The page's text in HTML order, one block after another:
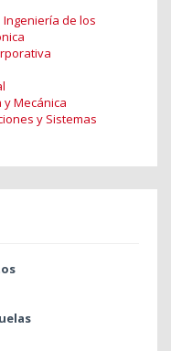
Ingeniería de los
y Mecánica
y Sistemas